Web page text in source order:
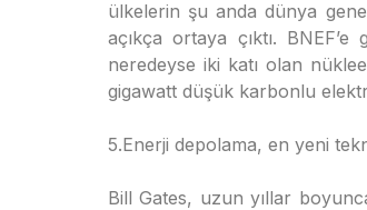
ülkelerin şu anda dünya
açıkça ortaya çıktı.
neredeyse iki katı olan
gigawatt düşük karbonlu
5.Enerji depolama, en yeni
Bill Gates, uzun yıllar